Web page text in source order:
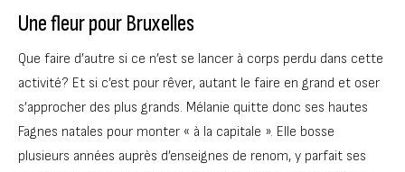
Une fleur pour Bruxelles
Que faire d’autre si ce n’est se lancer à corps perdu dans cette
activité? Et si c’est pour rêver, autant le faire en grand et oser
s’approcher des plus grands. Mélanie quitte donc ses hautes
Fagnes natales pour monter « à la capitale ». Elle bosse
plusieurs années auprès d’enseignes de renom, y parfait ses